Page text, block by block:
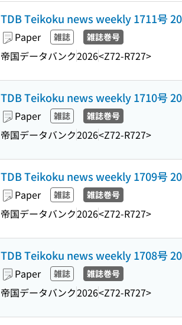
TDB Teikoku news weekly 1711号
Paper 雑誌 雑誌巻号
帝国データバンク2026<Z72-R727>
TDB Teikoku news weekly 1710号
Paper 雑誌 雑誌巻号
帝国データバンク2026<Z72-R727>
TDB Teikoku news weekly 1709号
Paper 雑誌 雑誌巻号
帝国データバンク2026<Z72-R727>
TDB Teikoku news weekly 1708号
Paper 雑誌 雑誌巻号
帝国データバンク2026<Z72-R727>